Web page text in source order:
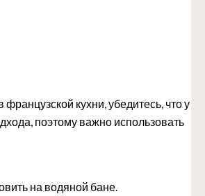
кухни, убедитесь, что у
поэтому важно использовать
на водяной бане.